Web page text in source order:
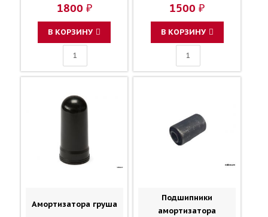
1800 ₽
В КОРЗИНУ
1500 ₽
В КОРЗИНУ
Амортизатора груша
Подшипники
амортизатора